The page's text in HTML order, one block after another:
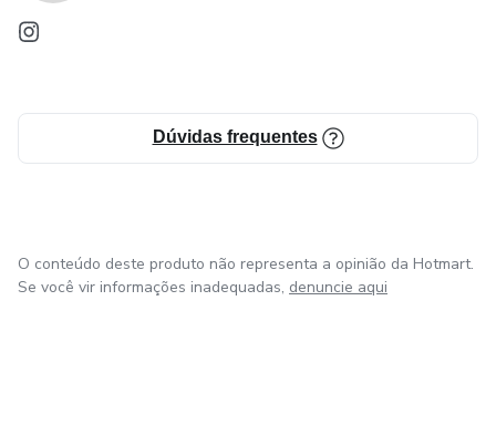
Dúvidas frequentes
O conteúdo deste produto não representa a opinião da Hotmart.
Se você vir informações inadequadas, denuncie aqui